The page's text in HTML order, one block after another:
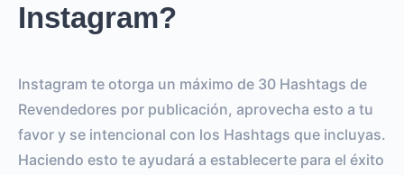
Instagram?
Instagram te otorga un máximo de 30 Hashtags de
Revendedores por publicación, aprovecha esto a tu
favor y se intencional con los Hashtags que incluyas.
Haciendo esto te ayudará a establecerte para el éxito